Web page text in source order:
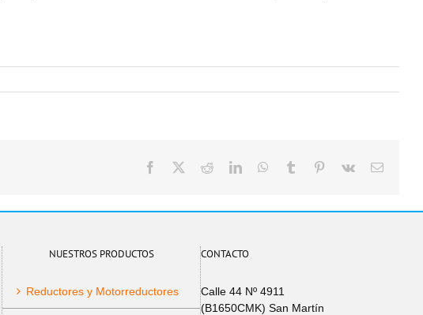
Facebook RedditLinkedInWhatsApp
Tumblr Pinterest
Vk Email
NUESTROS PRODUCTOS
Reductores y Motorreductores
CONTACTO
Calle 44 Nº 4911
(B1650CMK) San Martín